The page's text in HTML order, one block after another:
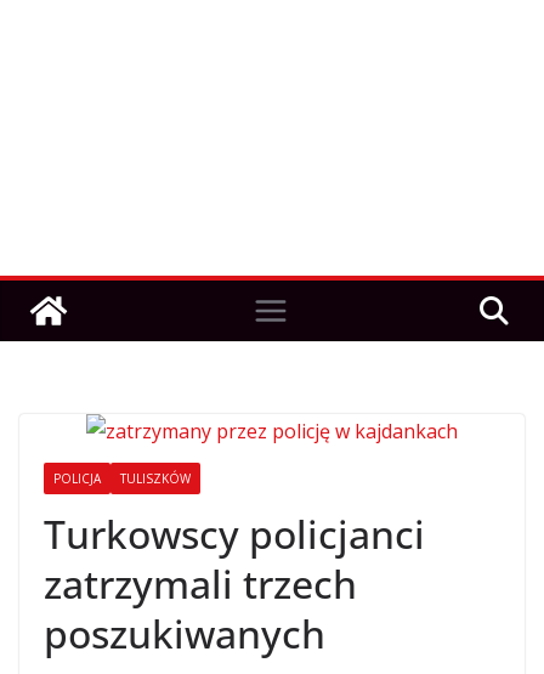
POLICJA TULISZKÓW
Turkowscy policjanci
zatrzymali trzech
poszukiwanych